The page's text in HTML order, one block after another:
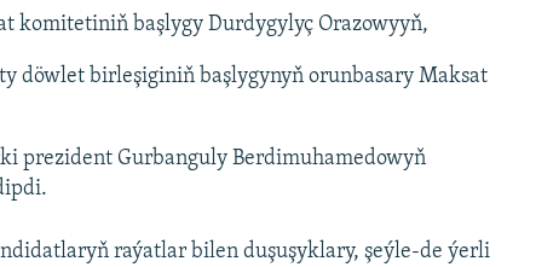
komitetiniň başlygy Durdygylyç Orazowyyň,
döwlet birleşiginiň başlygynyň orunbasary Maksat
prezident Gurbanguly Berdimuhamedowyň
raýatlar bilen duşuşyklary, şeýle-de ýerli